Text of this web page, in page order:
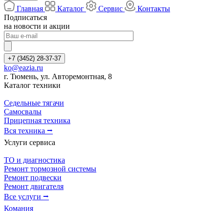
Главная Каталог Сервис
Контакты
Подписаться
на новости и акции
+7 (3452) 28-37-37
ko@eazia.ru
г. Тюмень, ул. Авторемонтная, 8
Каталог техники
Седельные тягачи
Самосвалы
Прицепная техника
Вся техника ⭢
Услуги сервиса
ТО и диагностика
Ремонт тормозной системы
Ремонт подвески
Ремонт двигателя
Все услуги ⭢
Комания